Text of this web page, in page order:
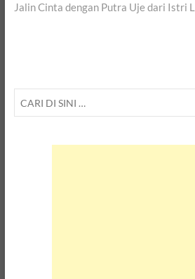
Jalin Cinta dengan Putra Uje dari Istri